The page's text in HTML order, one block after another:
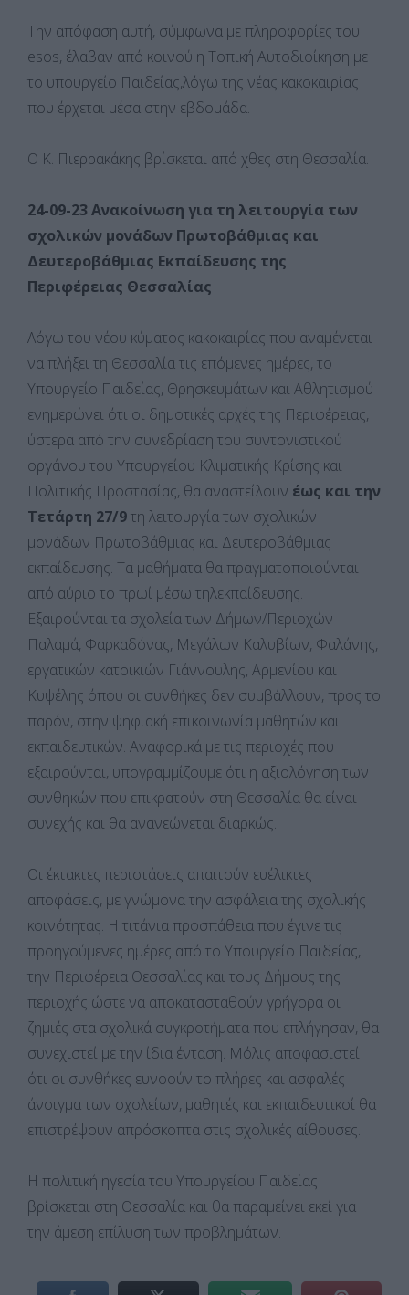
Την απόφαση αυτή, σύμφωνα με πληροφορίες του
esos, έλαβαν από κοινού η Τοπική Αυτοδιοίκηση με
το υπουργείο Παιδείας,λόγω της νέας κακοκαιρίας
που έρχεται μέσα στην εβδομάδα.
Ο Κ. Πιερρακάκης βρίσκεται από χθες στη Θεσσαλία.
24-09-23 Ανακοίνωση για τη λειτουργία των
σχολικών μονάδων Πρωτοβάθμιας και
Δευτεροβάθμιας Εκπαίδευσης της
Περιφέρειας Θεσσαλίας
Λόγω του νέου κύματος κακοκαιρίας που αναμένεται
να πλήξει τη Θεσσαλία τις επόμενες ημέρες, το
Υπουργείο Παιδείας, Θρησκευμάτων και Αθλητισμού
ενημερώνει ότι οι δημοτικές αρχές της Περιφέρειας,
ύστερα από την συνεδρίαση του συντονιστικού
οργάνου του Υπουργείου Κλιματικής Κρίσης και
Πολιτικής Προστασίας, θα αναστείλουν έως και την
Τετάρτη 27/9τη λειτουργία των σχολικών
μονάδων Πρωτοβάθμιας και Δευτεροβάθμιας
εκπαίδευσης. Τα μαθήματα θα πραγματοποιούνται
από αύριο το πρωί μέσω τηλεκπαίδευσης.
Εξαιρούνται τα σχολεία των Δήμων/Περιοχών
Παλαμά, Φαρκαδόνας, Μεγάλων Καλυβίων, Φαλάνης,
εργατικών κατοικιών Γιάννουλης, Αρμενίου και
Κυψέλης όπου οι συνθήκες δεν συμβάλλουν, προς το
παρόν, στην ψηφιακή επικοινωνία μαθητών και
εκπαιδευτικών. Αναφορικά με τις περιοχές που
εξαιρούνται, υπογραμμίζουμε ότι η αξιολόγηση των
συνθηκών που επικρατούν στη Θεσσαλία θα είναι
συνεχής και θα ανανεώνεται διαρκώς.
Οι έκτακτες περιστάσεις απαιτούν ευέλικτες
αποφάσεις, με γνώμονα την ασφάλεια της σχολικής
κοινότητας. Η τιτάνια προσπάθεια που έγινε τις
προηγούμενες ημέρες από το Υπουργείο Παιδείας,
την Περιφέρεια Θεσσαλίας και τους Δήμους της
περιοχής ώστε να αποκατασταθούν γρήγορα οι
ζημιές στα σχολικά συγκροτήματα που επλήγησαν, θα
συνεχιστεί με την ίδια ένταση. Μόλις αποφασιστεί
ότι οι συνθήκες ευνοούν το πλήρες και ασφαλές
άνοιγμα των σχολείων, μαθητές και εκπαιδευτικοί θα
επιστρέψουν απρόσκοπτα στις σχολικές αίθουσες.
Η πολιτική ηγεσία του Υπουργείου Παιδείας
βρίσκεται στη Θεσσαλία και θα παραμείνει εκεί για
την άμεση επίλυση των προβλημάτων.